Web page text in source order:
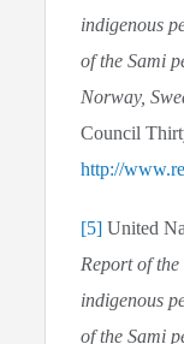
indigenous
of the Sami
Norway,
Council
http://
[5] United
Report of
indigenous
of the Sami